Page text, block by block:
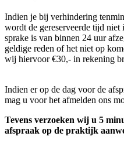
Indien je bij verhindering
wordt de gereserveerde tijd
sprake is van binnen 24 uur
geldige reden of het niet op
wij hiervoor €30,- in rekening
Indien er op de dag voor de
mag u voor het afmelden ons
Tevens verzoeken wij u 5
afspraak op de praktijk